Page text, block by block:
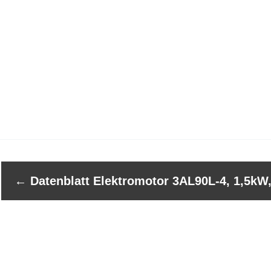
← Datenblatt Elektromotor 3AL90L-4,